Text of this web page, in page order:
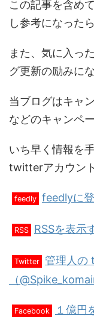
この記事を含め
し参考になった
また、気に入っ
グ更新の励みに
当ブログはキャ
などのキャンペ
いち早く情報を
twitterアカウン
feedly feedlyに
RSS RSSを表示
Twitter 管理人の
（
Facebook
１億円